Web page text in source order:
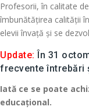
Profesorii, în calitate
îmbunătățirea calității
elevii învață și se
Update: În 31
frecvente întrebări
Iată ce se poate
educațional.